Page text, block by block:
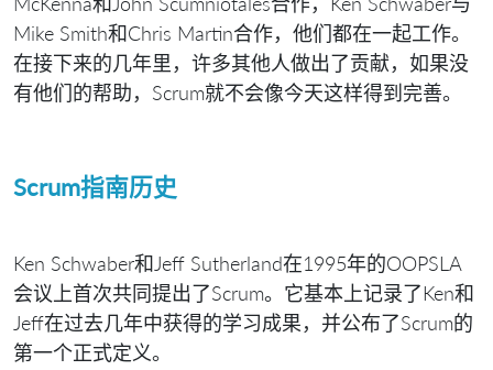
Mike Smith和Chris Martin合作，他们都在一起工作。
在接下来的几年里，许多其他人做出了贡献，如果没
有他们的帮助，Scrum就不会像今天这样得到完善。
Scrum指南历史
Ken Schwaber和Jeff Sutherland在1995年的OOPSLA
会议上首次共同提出了Scrum。它基本上记录了Ken和
Jeff在过去几年中获得的学习成果，并公布了Scrum的
第一个正式定义。